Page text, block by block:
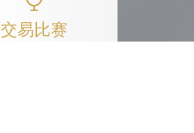
交易比赛